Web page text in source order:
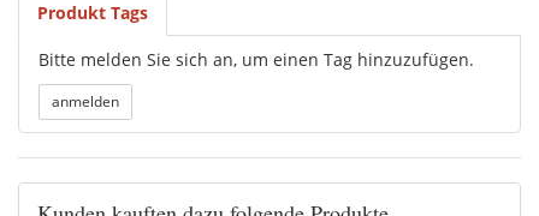
Produkt Tags
Bitte melden Sie sich an, um einen Tag hinzuzufügen.